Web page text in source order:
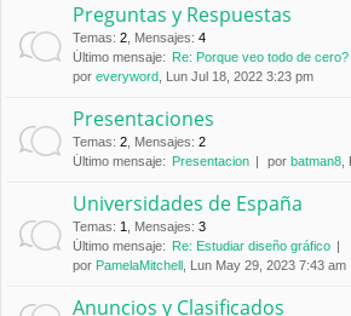
Preguntas y Respuestas
Temas: 2 Mensajes: 4
Último mensaje: Re: Porque veo todo de cero?
por everyword , Lun Jul 18, 2022 3:23 pm
Presentaciones
Temas: 2 Mensajes: 2
Último mensaje: Presentacion por batman8
Universidades de España
Temas: 1 Mensajes: 3
Último mensaje: Re: Estudiar diseño gráfico
por PamelaMitchell , Lun May 29, 2023 7:43 am
Anuncios y Clasificados